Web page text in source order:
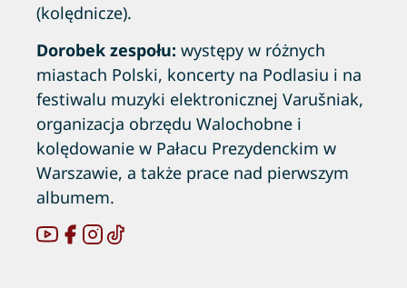
(kolędnicze).
Dorobek zespołu: występy w różnych
miastach Polski, koncerty na Podlasiu i na
festiwalu muzyki elektronicznej Varušniak,
organizacja obrzędu Walochobne i
kolędowanie w Pałacu Prezydenckim w
Warszawie, a także prace nad pierwszym
albumem.